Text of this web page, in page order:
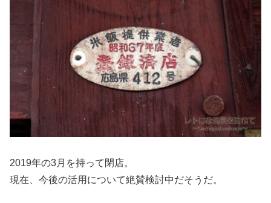
2019年の3月を持って閉店。
現在、今後の活用について絶賛検討中だそうだ。